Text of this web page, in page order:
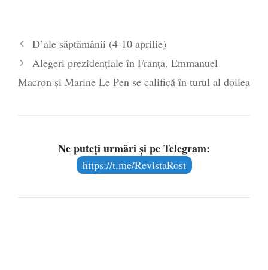
D’ale săptămânii (4-10 aprilie)
Alegeri prezidențiale în Franța. Emmanuel
Macron și Marine Le Pen se califică în turul al doilea
Ne puteți urmări și pe Telegram:
https://t.me/RevistaRost